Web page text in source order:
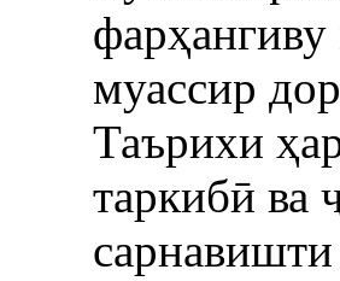
муассир
Таърихи
таркибӣ ва